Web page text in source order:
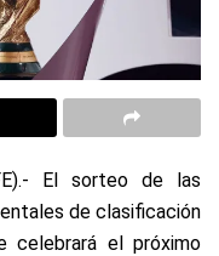
El sorteo de las
de clasificación
celebrará el próximo